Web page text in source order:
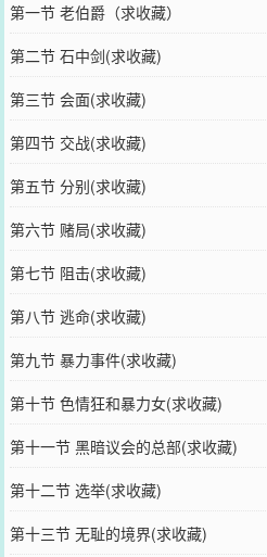
第一节 老伯爵（求收藏）
第二节 石中剑(求收藏)
第三节 会面(求收藏)
第四节 交战(求收藏)
第五节 分别(求收藏)
第六节 赌局(求收藏)
第七节 阻击(求收藏)
第八节 逃命(求收藏)
第九节 暴力事件(求收藏)
第十节 色情狂和暴力女(求收藏)
第十一节 黑暗议会的总部(求收藏)
第十二节 选举(求收藏)
第十三节 无耻的境界(求收藏)